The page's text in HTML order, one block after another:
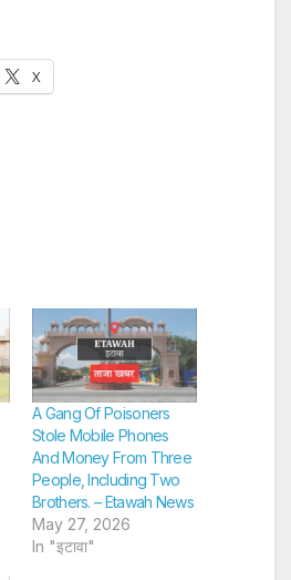
X
A Gang Of Poisoners
Stole Mobile Phones
And Money From Three
People, Including Two
Brothers. – Etawah News
May 27, 2026
In "इटावा"